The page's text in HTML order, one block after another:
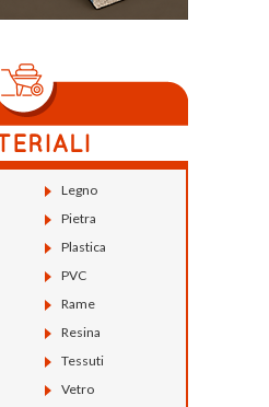
Legno
Pietra
Plastica
PVC
Rame
Resina
Tessuti
Vetro